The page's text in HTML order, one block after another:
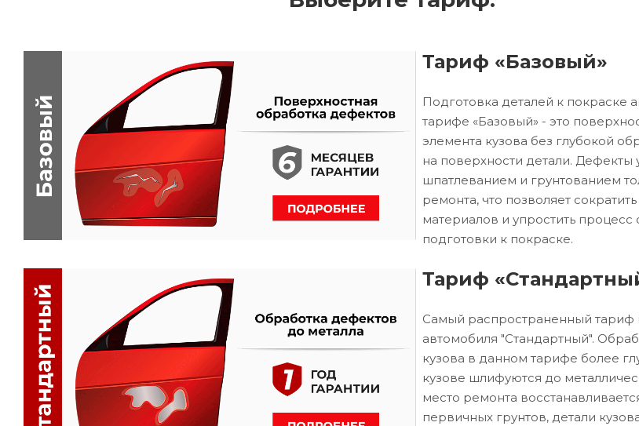
Тариф «Базовый»
Подготовка деталей к покраске
тарифе «Базовый» - это
элемента кузова без глубокой
на поверхности детали. Дефекты
шпатлеванием и грунтованием
ремонта, что позволяет
материалов и упростить процесс
подготовки к покраске.
Тариф
Самый распространенный тариф
автомобиля "Стандартный".
кузова в данном тарифе более
кузове шлифуются до
место ремонта
первичных грунтов, детали